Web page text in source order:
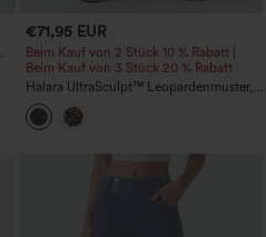
€71,95 EUR
Beim Kauf von 2 Stück 10 % Rabatt |
Beim Kauf von 3 Stück 20 % Rabatt
Halara UltraSculpt™ Leopardenmuster,
hoch taillierte, bauchformende Yoga-
Hose mit seitlichen Streifen, geradem
Bein und Taschen